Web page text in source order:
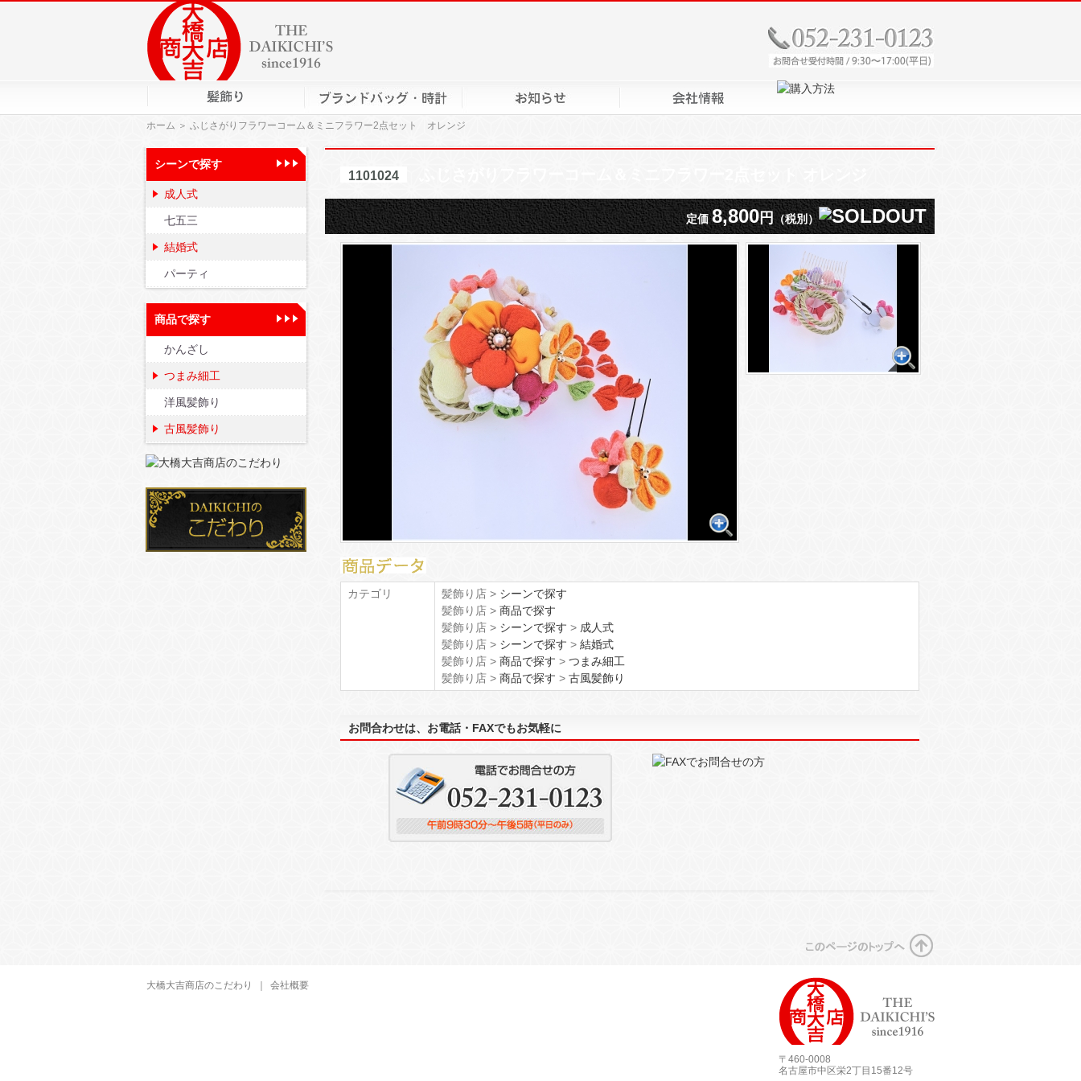
ホーム ＞ ふじさがりフラワーコーム＆ミニフラワー2点セット オレンジ
1101024
定価8,800円 （税別）
カテゴリ 髪飾り店 > シーンで探す
髪飾り店 > 商品で探す
髪飾り店 > シーンで探す > 成人式
髪飾り店 > シーンで探す > 結婚式
髪飾り店 > 商品で探す > つまみ細工
髪飾り店 > 商品で探す > 古風髪飾り
お問合わせは、お電話・FAXでもお気軽に
シーンで探す
成人式
七五三
結婚式
パーティ
商品で探す
かんざし
つまみ細工
洋風髪飾り
古風髪飾り
〒460-0008
名古屋市中区栄2丁目15番12号
大橋大吉商店のこだわり 会社概要